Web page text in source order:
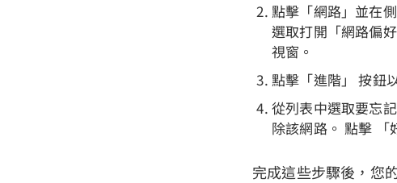
點擊「網路」並在
選取打開「網路偏
視窗。
點擊「進階」 按鈕
從列表中選取要忘
除該網路。 點擊 「
完成這些步驟後，您